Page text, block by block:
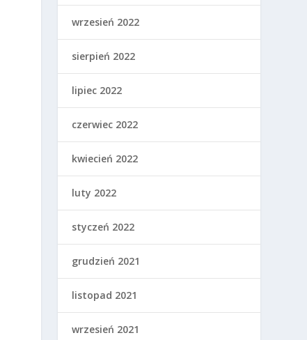
wrzesień 2022
sierpień 2022
lipiec 2022
czerwiec 2022
kwiecień 2022
luty 2022
styczeń 2022
grudzień 2021
listopad 2021
wrzesień 2021